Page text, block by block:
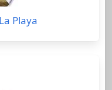
Playa